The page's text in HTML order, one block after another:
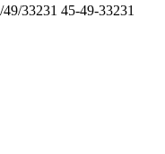
33231 45-49-33231